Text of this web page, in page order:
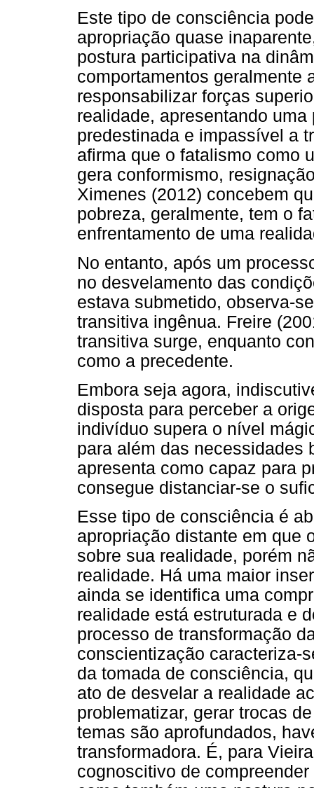
Este tipo de consciência
apropriação quase
postura participativa na
comportamentos geralmente
responsabilizar forças
realidade, apresentando
predestinada e impassível a
afirma que o fatalismo como
gera conformismo,
Ximenes (2012) concebem
pobreza, geralmente, tem o
enfrentamento de uma
No entanto, após um
no desvelamento das
estava submetido, observa-
transitiva ingênua. Freire
transitiva surge, enquanto
como a precedente.
Embora seja agora,
disposta para perceber a
indivíduo supera o nível
para além das necessidades
apresenta como capaz para
consegue distanciar-se o
Esse tipo de consciência é
apropriação distante em que
sobre sua realidade, porém
realidade. Há uma maior
ainda se identifica uma
realidade está estruturada e
processo de transformação
conscientização caracteriza-
da tomada de consciência,
ato de desvelar a realidade
problematizar, gerar trocas
temas são aprofundados,
transformadora. É, para
cognoscitivo de